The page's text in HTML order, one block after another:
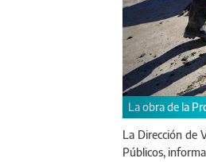
de Lomas de Zamora y Almirante
La Dirección de
Públicos,